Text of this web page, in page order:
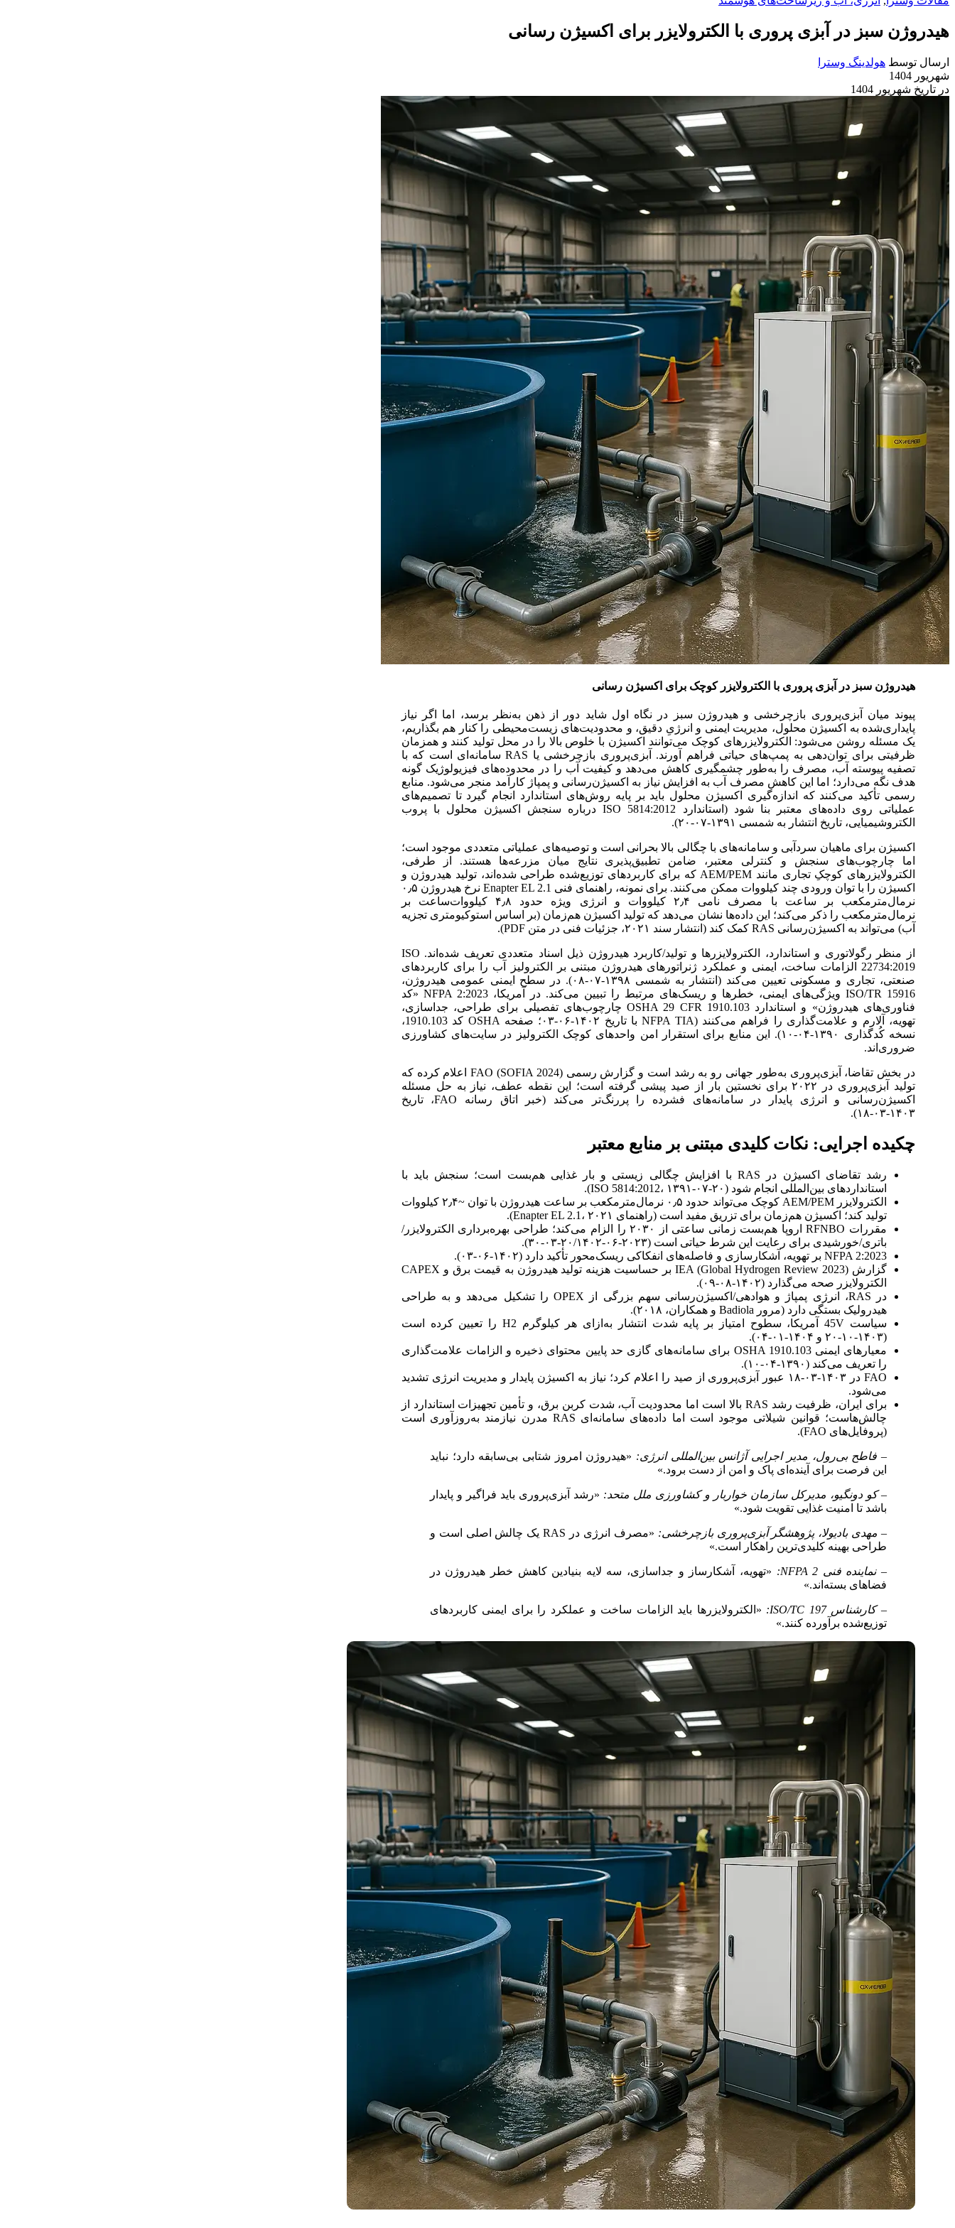
هیدروژن سبز در آبزی پروری با الکترولایزر برای اکسیژن رسانی
ارسال توسط هولدینگ وسترا
شهریور 1404
در تاریخ شهریور 1404
هیدروژن سبز در آبزی پروری با الکترولایزر کوچک برای اکسیژن رسانی
پیوند میان آبزی‌پروری بازچرخشی و هیدروژن سبز در نگاه اول شاید دور از ذهن به‌نظر برسد، اما اگر نیاز
پایداری‌شده به اکسیژن محلول، مدیریت ایمنی و انرژیِ دقیق، و محدودیت‌های زیست‌محیطی را کنار هم بگذاریم،
یک مسئله روشن می‌شود: الکترولایزرهای کوچک می‌توانند اکسیژن با خلوص بالا را در محل تولید کنند و همزمان
ظرفیتی برای توان‌دهی به پمپ‌های حیاتی فراهم آورند. آبزی‌پروری بازچرخشی یا RAS سامانه‌ای است که با
تصفیه پیوسته آب، مصرف را به‌طور چشمگیری کاهش می‌دهد و کیفیت آب را در محدوده‌های فیزیولوژیک گونه
هدف نگه می‌دارد؛ اما این کاهش مصرف آب به افزایش نیاز به اکسیژن‌رسانی و پمپاژ کارآمد منجر می‌شود. منابع
رسمی تأکید می‌کنند که اندازه‌گیری اکسیژن محلول باید بر پایه روش‌های استاندارد انجام گیرد تا تصمیم‌های
عملیاتی روی داده‌های معتبر بنا شود (استاندارد ISO 5814:2012 درباره سنجش اکسیژن محلول با پروب
الکتروشیمیایی، تاریخ انتشار به شمسی ۱۳۹۱-۰۷-۲۰).
اکسیژن برای ماهیان سردآبی و سامانه‌های با چگالی بالا بحرانی است و توصیه‌های عملیاتی متعددی موجود است؛
اما چارچوب‌های سنجش و کنترلی معتبر، ضامن تطبیق‌پذیری نتایج میان مزرعه‌ها هستند. از طرفی،
الکترولایزرهای کوچکِ تجاری مانند AEM/PEM که برای کاربردهای توزیع‌شده طراحی شده‌اند، تولید هیدروژن و
اکسیژن را با توان ورودی چند کیلووات ممکن می‌کنند. برای نمونه، راهنمای فنی Enapter EL 2.1 نرخ هیدروژن ۰٫۵
نرمال‌مترمکعب بر ساعت با مصرف نامی ۲٫۴ کیلووات و انرژی ویژه حدود ۴٫۸ کیلووات‌ساعت بر
نرمال‌مترمکعب را ذکر می‌کند؛ این داده‌ها نشان می‌دهد که تولید اکسیژن هم‌زمان (بر اساس استوکیومتری تجزیه
آب) می‌تواند به اکسیژن‌رسانی RAS کمک کند (انتشار سند ۲۰۲۱، جزئیات فنی در متن PDF).
از منظر رگولاتوری و استاندارد، الکترولایزرها و تولید/کاربرد هیدروژن ذیل اسناد متعددی تعریف شده‌اند. ISO
22734:2019 الزامات ساخت، ایمنی و عملکرد ژنراتورهای هیدروژن مبتنی بر الکترولیز آب را برای کاربردهای
صنعتی، تجاری و مسکونی تعیین می‌کند (انتشار به شمسی ۱۳۹۸-۰۷-۰۸). در سطح ایمنی عمومی هیدروژن،
ISO/TR 15916 ویژگی‌های ایمنی، خطرها و ریسک‌های مرتبط را تبیین می‌کند. در آمریکا، NFPA 2:2023 «کد
فناوری‌های هیدروژن» و استاندارد OSHA 29 CFR 1910.103 چارچوب‌های تفصیلی برای طراحی، جداسازی،
تهویه، آلارم و علامت‌گذاری را فراهم می‌کنند (NFPA TIA با تاریخ ۱۴۰۲-۰۶-۰۳؛ صفحه OSHA کد 1910.103،
نسخه کُدگذاری ۱۳۹۰-۰۴-۱۰). این منابع برای استقرار امن واحدهای کوچک الکترولیز در سایت‌های کشاورزی
ضروری‌اند.
در بخش تقاضا، آبزی‌پروری به‌طور جهانی رو به رشد است و گزارش رسمی FAO (SOFIA 2024) اعلام کرده که
تولید آبزی‌پروری در ۲۰۲۲ برای نخستین بار از صید پیشی گرفته است؛ این نقطه عطف، نیاز به حل مسئله
اکسیژن‌رسانی و انرژی پایدار در سامانه‌های فشرده را پررنگ‌تر می‌کند (خبر اتاق رسانه FAO، تاریخ
۱۴۰۳-۰۳-۱۸).
چکیده اجرایی: نکات کلیدی مبتنی بر منابع معتبر
رشد تقاضای اکسیژن در RAS با افزایش چگالی زیستی و بار غذایی هم‌بست است؛ سنجش باید با
استانداردهای بین‌المللی انجام شود (ISO 5814:2012، ۱۳۹۱-۰۷-۲۰).
الکترولایزر AEM/PEM کوچک می‌تواند حدود ۰٫۵ نرمال‌مترمکعب بر ساعت هیدروژن با توان ~۲٫۴ کیلووات
تولید کند؛ اکسیژن هم‌زمان برای تزریق مفید است (راهنمای Enapter EL 2.1، ۲۰۲۱).
مقررات RFNBO اروپا هم‌بست زمانی ساعتی از ۲۰۳۰ را الزام می‌کند؛ طراحی بهره‌برداری الکترولایزر/
باتری/خورشیدی برای رعایت این شرط حیاتی است (۲۰۲۳-۰۶-۲۰/۱۴۰۲-۰۳-۳۰).
NFPA 2:2023 بر تهویه، آشکارسازی و فاصله‌های انفکاکی ریسک‌محور تأکید دارد (۱۴۰۲-۰۶-۰۳).
گزارش IEA (Global Hydrogen Review 2023) بر حساسیت هزینه تولید هیدروژن به قیمت برق و CAPEX
الکترولایزر صحه می‌گذارد (۱۴۰۲-۰۸-۰۹).
در RAS، انرژی پمپاژ و هوادهی/اکسیژن‌رسانی سهم بزرگی از OPEX را تشکیل می‌دهد و به طراحی
هیدرولیک بستگی دارد (مرور Badiola و همکاران، ۲۰۱۸).
سیاست 45V آمریکا، سطوح امتیاز بر پایه شدت انتشار به‌ازای هر کیلوگرم H2 را تعیین کرده است
(۱۴۰۳-۱۰-۲۰ و ۱۴۰۴-۰۱-۰۴).
معیارهای ایمنی OSHA 1910.103 برای سامانه‌های گازی حد پایین محتوای ذخیره و الزامات علامت‌گذاری
را تعریف می‌کند (۱۳۹۰-۰۴-۱۰).
FAO در ۱۴۰۳-۰۳-۱۸ عبور آبزی‌پروری از صید را اعلام کرد؛ نیاز به اکسیژن پایدار و مدیریت انرژی تشدید
می‌شود.
برای ایران، ظرفیت رشد RAS بالا است اما محدودیت آب، شدت کربن برق، و تأمین تجهیزات استاندارد از
چالش‌هاست؛ قوانین شیلاتی موجود است اما داده‌های سامانه‌ای RAS مدرن نیازمند به‌روزآوری است
(پروفایل‌های FAO).
– فاطح بی‌رول، مدیر اجرایی آژانس بین‌المللی انرژی: «هیدروژن امروز شتابی بی‌سابقه دارد؛ نباید
این فرصت برای آینده‌ای پاک و امن از دست برود.»
– کو دونگیو، مدیرکل سازمان خواربار و کشاورزی ملل متحد: «رشد آبزی‌پروری باید فراگیر و پایدار
باشد تا امنیت غذایی تقویت شود.»
– مهدی باد‌یولا، پژوهشگر آبزی‌پروری بازچرخشی:
«مصرف انرژی در RAS یک چالش اصلی است و
طراحی بهینه کلیدی‌ترین راهکار است.»
– نماینده فنی NFPA 2:
«تهویه، آشکارساز و جداسازی، سه لایه بنیادین کاهش خطر هیدروژن در
فضاهای بسته‌اند.»
– کارشناس ISO/TC 197:
«الکترولایزرها باید الزامات ساخت و عملکرد را برای ایمنی کاربردهای
توزیع‌شده برآورده کنند.»